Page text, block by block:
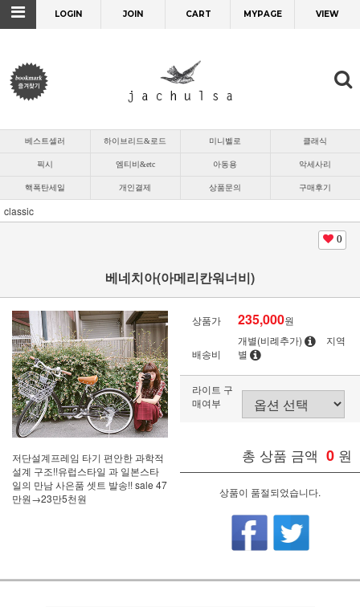
LOGIN JOIN CART MYPAGE VIEW
베스트셀러 하이브리드&로드 미니벨로 클래식
픽시 엠티비&etc 아동용 악세사리
핵폭탄세일 개인결제 상품문의 구매후기
classic
0
베네치아(아메리칸워너비)
저단설계프레임 타기 편안한 과학적
설계 구조!!유럽스타일 과 일본스타
일의 만남 사은품 셋트 발송!! sale 47
만원→23만5천원
상품가 235,000원
배송비
개별(비례추가)
지역
별
라이트 구
매여부
총 상품 금액 0 원
상품이 품절되었습니다.